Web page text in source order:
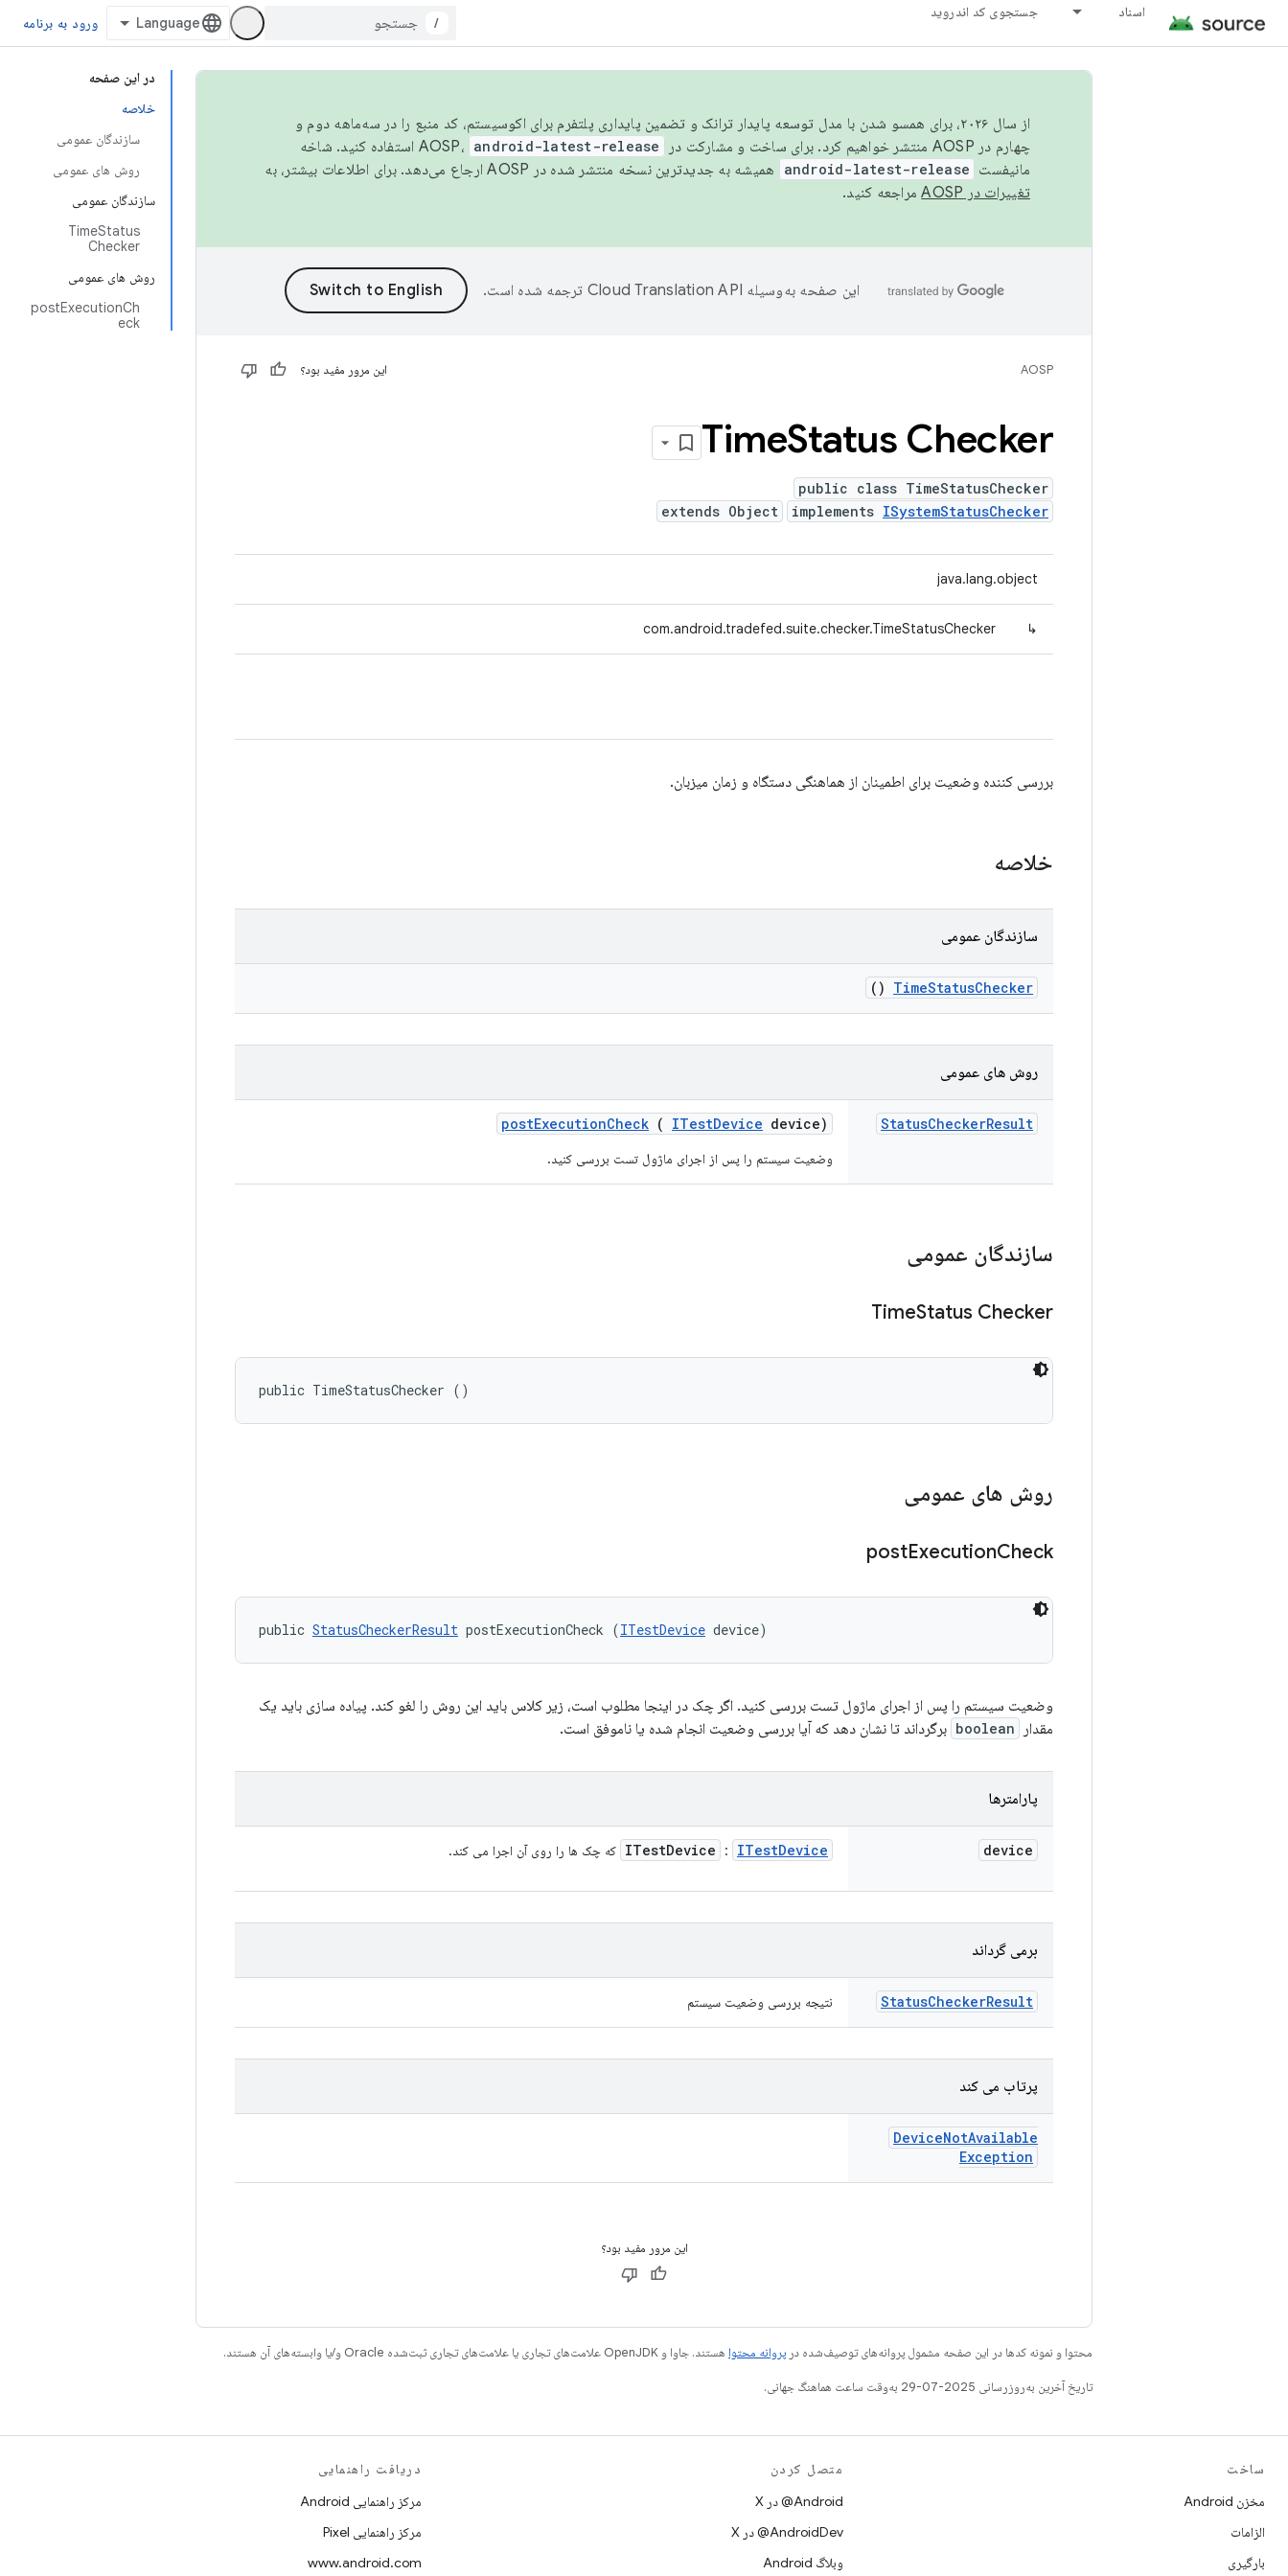
اسناد جستجوی کد اندروید
/ ورود به برنامه
در این صفحه
خلاصه
سازندگان عمومی
روش های عمومی
سازندگان عمومی
TimeStatus
Checker
روش های عمومی
postExecutionCh
eck
از سال ۲۰۲۶، برای همسو شدن با مدل توسعه پایدار ترانک و تضمین پایداری پلتفرم برای اکوسیستم، کد منبع را در سه‌ماهه دوم و
چهارم در AOSP منتشر خواهیم کرد. برای ساخت و مشارکت در AOSP،
android-latest-release
استفاده کنید. شاخه
مانیفست android-latest-release
همیشه به جدیدترین نسخه منتشر شده در AOSP ارجاع می‌دهد. برای اطلاعات بیشتر، به
تغییرات در AOSP
مراجعه کنید.
این صفحه به‌وسیله ترجمه شده است.
AOSP این مرور مفید بود؟
TimeStatus Checker
public class TimeStatusChecker
extends Object
implements ISystemStatusChecker
java.lang.object
↳
com.android.tradefed.suite.checker.TimeStatusChecker
بررسی کننده وضعیت برای اطمینان از هماهنگی دستگاه و زمان میزبان.
خلاصه
سازندگان عمومی
TimeStatusChecker
()
روش های عمومی
StatusCheckerResult
postExecutionCheck ( ITestDevice device)
وضعیت سیستم را پس از اجرای ماژول تست بررسی کنید.
سازندگان عمومی
TimeStatus Checker
public TimeStatusChecker ()
روش های عمومی
postExecutionCheck
public StatusCheckerResult postExecutionCheck (ITestDevice device)
وضعیت سیستم را پس از اجرای ماژول تست بررسی کنید. اگر چک در اینجا مطلوب است، زیر کلاس باید این روش را لغو کند. پیاده سازی باید یک
مقدار
boolean برگرداند تا نشان دهد که آیا بررسی وضعیت انجام شده یا ناموفق است.
پارامترها
device
ITestDevice : ITestDevice که چک ها را روی آن اجرا می کند.
برمی گرداند
StatusCheckerResult نتیجه بررسی وضعیت سیستم
پرتاب می کند
DeviceNotAvailable
Exception
این مرور مفید بود؟
محتوا و نمونه کدها در این صفحه مشمول پروانه‌های توصیف‌شده در پروانه محتوا هستند. جاوا و OpenJDK علامت‌های تجاری یا علامت‌های تجاری ثبت‌شده Oracle و/یا وابسته‌های آن هستند.
تاریخ آخرین به‌روزرسانی 2025-07-29 به‌وقت ساعت هماهنگ جهانی.
ساخت
مخزن Android
الزامات
بارگیری
متصل کردن
‫‎@Android در X
‫‎@AndroidDev در X
وبلاگ Android
دریافت راهنمایی
مرکز راهنمایی Android
مرکز راهنمایی Pixel
www.android.com